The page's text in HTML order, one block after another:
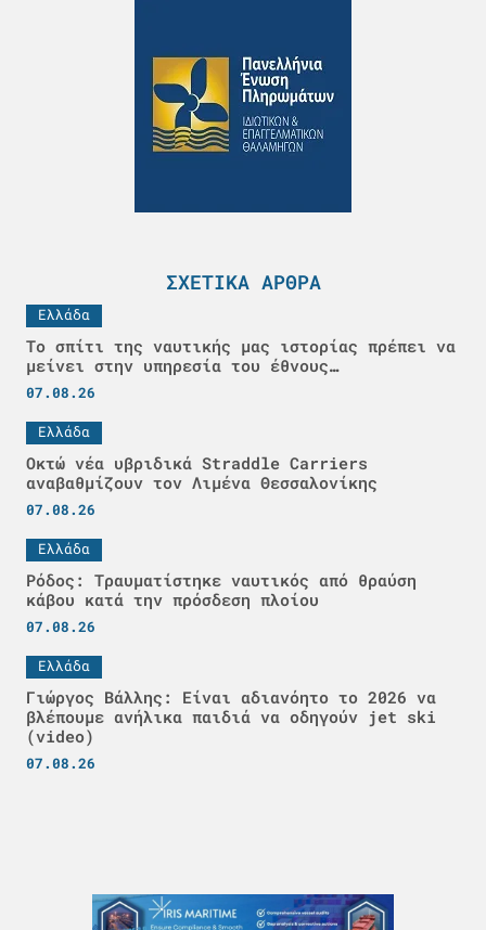
ΣΧΕΤΙΚΆ ΆΡΘΡΑ
Ελλάδα
Το σπίτι της ναυτικής μας ιστορίας πρέπει να
μείνει στην υπηρεσία του έθνους…
07.08.26
Ελλάδα
Οκτώ νέα υβριδικά Straddle Carriers
αναβαθμίζουν τον Λιμένα Θεσσαλονίκης
07.08.26
Ελλάδα
Ρόδος: Τραυματίστηκε ναυτικός από θραύση
κάβου κατά την πρόσδεση πλοίου
07.08.26
Ελλάδα
Γιώργος Βάλλης: Είναι αδιανόητο το 2026 να
βλέπουμε ανήλικα παιδιά να οδηγούν jet ski
(video)
07.08.26